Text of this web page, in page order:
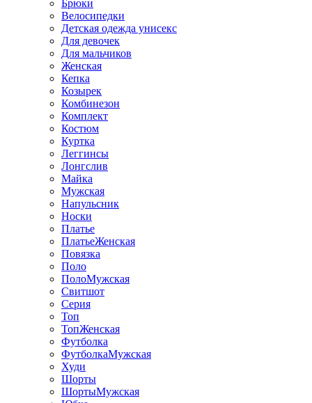
Брюки
Велосипедки
Детская одежда унисекс
Для девочек
Для мальчиков
Женская
Кепка
Козырек
Комбинезон
Комплект
Костюм
Куртка
Леггинсы
Лонгслив
Майка
Мужская
Напульсник
Носки
Платье
ПлатьеЖенская
Повязка
Поло
ПолоМужская
Свитшот
Серия
Топ
ТопЖенская
Футболка
ФутболкаМужская
Худи
Шорты
ШортыМужская